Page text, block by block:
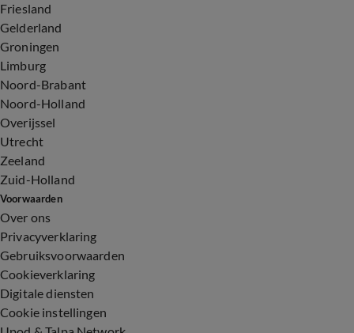
Friesland
Gelderland
Groningen
Limburg
Noord-Brabant
Noord-Holland
Overijssel
Utrecht
Zeeland
Zuid-Holland
Voorwaarden
Over ons
Privacyverklaring
Gebruiksvoorwaarden
Cookieverklaring
Digitale diensten
Cookie instellingen